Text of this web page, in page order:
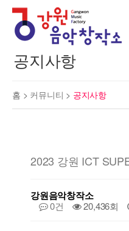
공지사항
홈 > 커뮤니티 > 공지사항
2023 강원 ICT
강원음악창작소
0건 20,436회